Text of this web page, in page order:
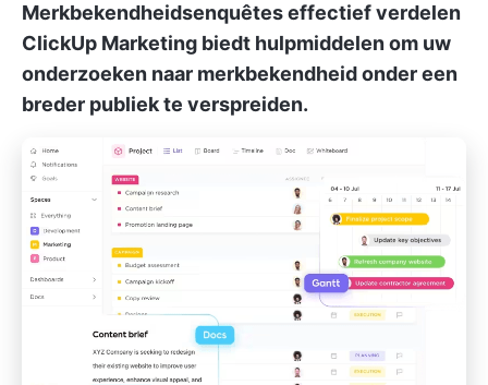
Merkbekendheidsenquêtes effectief verdelen
ClickUp Marketing biedt hulpmiddelen om uw
onderzoeken naar merkbekendheid onder een
breder publiek te verspreiden.